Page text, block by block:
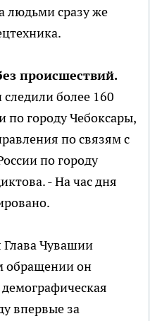
людьми сразу же
происшествий.
более 160
по городу Чебоксары,
по связям с
по городу
- На час дня
Глава Чувашии
обращении он
впервые за